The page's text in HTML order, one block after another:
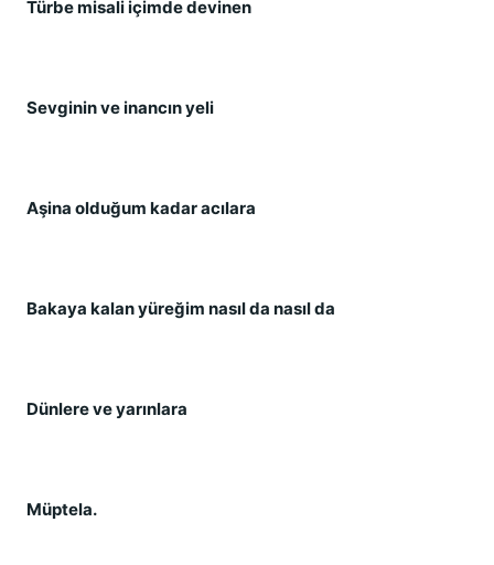
Türbe misali içimde devinen
Sevginin ve inancın yeli
Aşina olduğum kadar acılara
Bakaya kalan yüreğim nasıl da nasıl da
Dünlere ve yarınlara
Müptela.